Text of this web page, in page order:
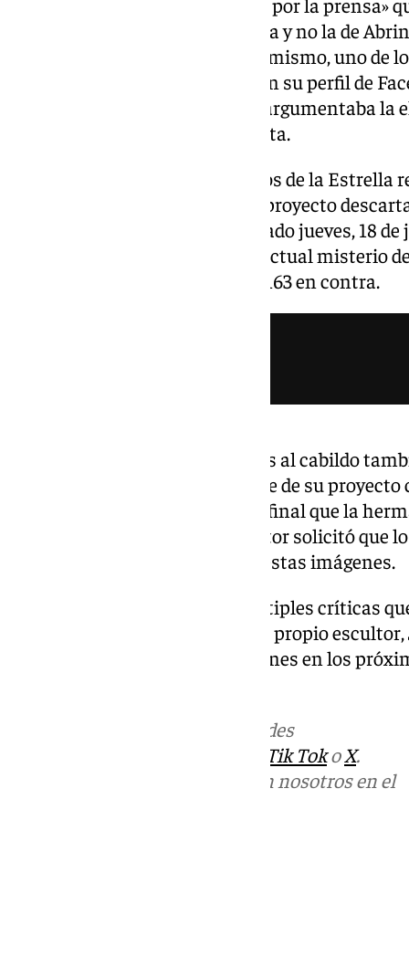
escogido la propuesta de Arteaga y no la de
decidieron por unanimidad. Asimismo, uno de
el pintor Dani Franca, publicó en su perfil de
comisión artística en el que se argumentaba la
finalmente no seleccionó la junta.
Ante esto, un grupo de hermanos de la
firmas para que se incluyera el proyecto
extraordinario celebrado el pasado jueves, 18
respaldaron la sustitución del actual misterio
Arteaga con 437 votos a favor y 163 en contra.
Además, en las semanas previas al cabildo
bocetos de Arteaga y un montaje de su
que no se ajustaba al resultado final que la
Hermandad. Ante esto, el escultor solicitó que
borrasen de sus publicaciones estas imágenes.
Ante todo lo expuesto y las múltiples críticas
gobierno por su gestión como el propio
ha decidido no hacer declaraciones en los
en las redes
Tik TokoX.
Puedes ponerte en contacto con nosotros en el